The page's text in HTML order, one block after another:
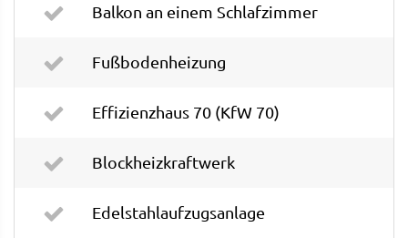
Balkon an einem Schlafzimmer
Fußbodenheizung
Effizienzhaus 70 (KfW 70)
Blockheizkraftwerk
Edelstahlaufzugsanlage